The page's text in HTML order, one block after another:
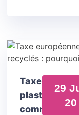
29
20
Taxe
plastiques
comment ?